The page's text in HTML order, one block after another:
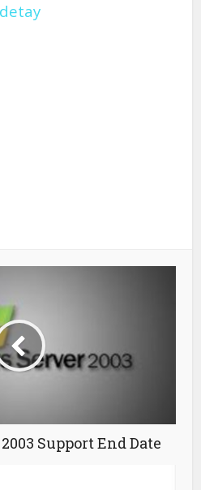
detay
Support End Date